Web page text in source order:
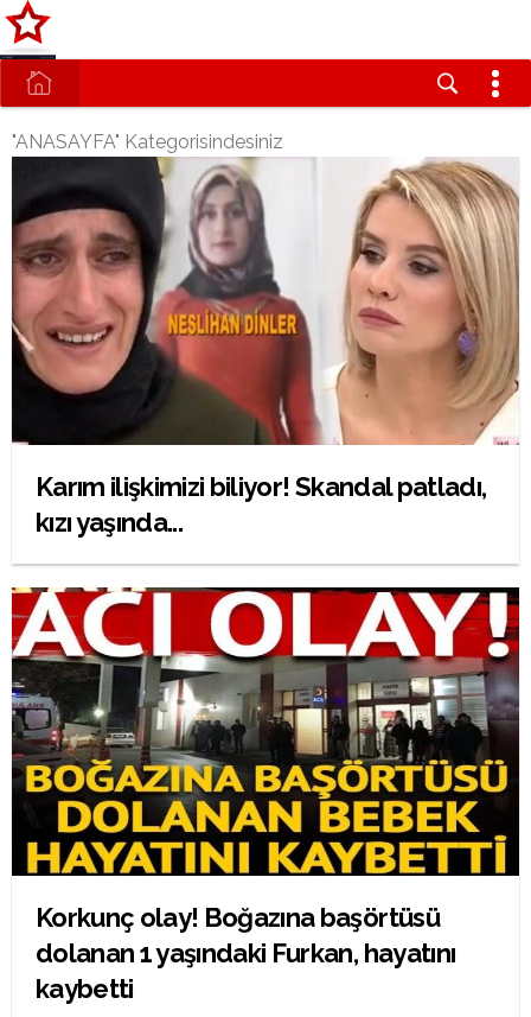
"ANASAYFA" Kategorisindesiniz
Karım ilişkimizi biliyor! Skandal patladı,
kızı yaşında...
Korkunç olay! Boğazına başörtüsü
dolanan 1 yaşındaki Furkan, hayatını
kaybetti